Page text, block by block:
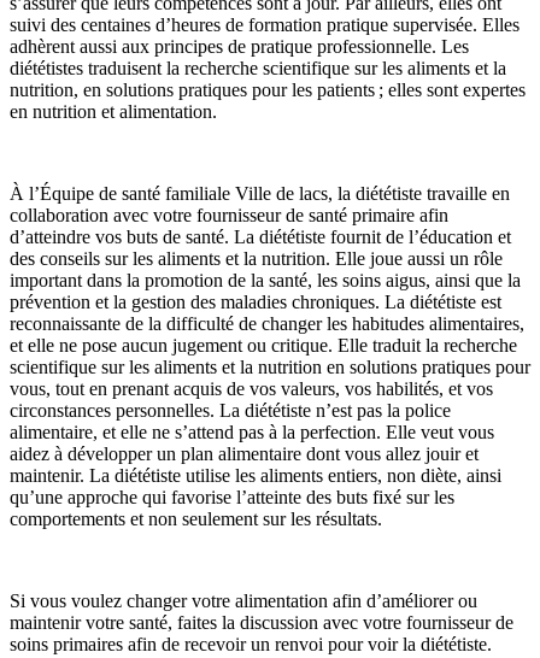
suivi des centaines d’heures de formation pratique supervisée. Elles
adhèrent aussi aux principes de pratique professionnelle. Les
diététistes traduisent la recherche scientifique sur les aliments et la
nutrition, en solutions pratiques pour les patients ; elles sont expertes
en nutrition et alimentation.
À l’Équipe de santé familiale Ville de lacs, la diététiste travaille en
collaboration avec votre fournisseur de santé primaire afin
d’atteindre vos buts de santé. La diététiste fournit de l’éducation et
des conseils sur les aliments et la nutrition. Elle joue aussi un rôle
important dans la promotion de la santé, les soins aigus, ainsi que la
prévention et la gestion des maladies chroniques. La diététiste est
reconnaissante de la difficulté de changer les habitudes alimentaires,
et elle ne pose aucun jugement ou critique. Elle traduit la recherche
scientifique sur les aliments et la nutrition en solutions pratiques pour
vous, tout en prenant acquis de vos valeurs, vos habilités, et vos
circonstances personnelles. La diététiste n’est pas la police
alimentaire, et elle ne s’attend pas à la perfection. Elle veut vous
aidez à développer un plan alimentaire dont vous allez jouir et
maintenir. La diététiste utilise les aliments entiers, non diète, ainsi
qu’une approche qui favorise l’atteinte des buts fixé sur les
comportements et non seulement sur les résultats.
Si vous voulez changer votre alimentation afin d’améliorer ou
maintenir votre santé, faites la discussion avec votre fournisseur de
soins primaires afin de recevoir un renvoi pour voir la diététiste.